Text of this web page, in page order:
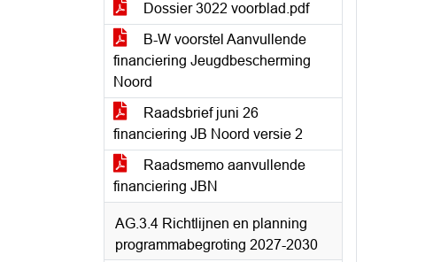
Dossier 3022 voorblad.pdf
B-W voorstel Aanvullende
financiering Jeugdbescherming
Noord
Raadsbrief juni 26
financiering JB Noord versie 2
Raadsmemo aanvullende
financiering JBN
AG.3.4 Richtlijnen en planning
programmabegroting 2027-2030